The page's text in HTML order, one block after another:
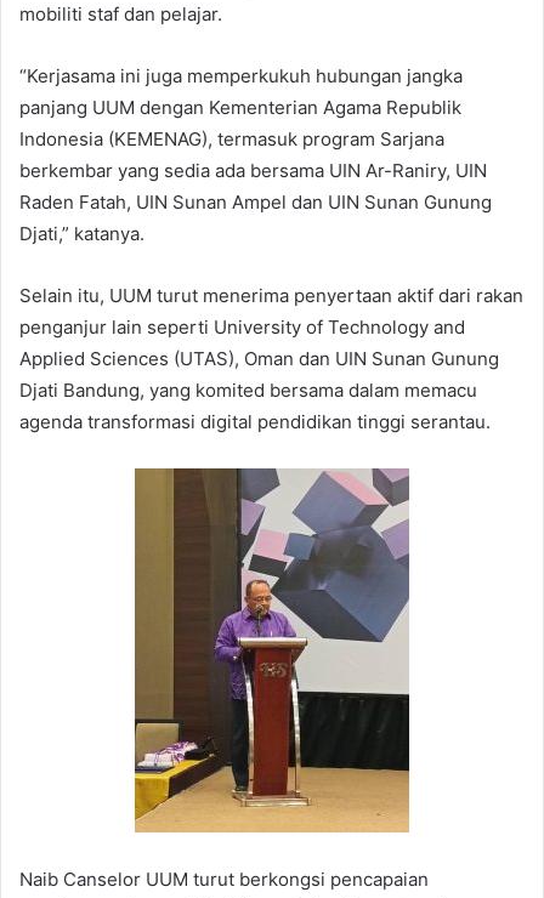
mobiliti staf dan pelajar.
“Kerjasama ini juga memperkukuh hubungan jangka
panjang UUM dengan Kementerian Agama Republik
Indonesia (KEMENAG), termasuk program Sarjana
berkembar yang sedia ada bersama UIN Ar-Raniry, UIN
Raden Fatah, UIN Sunan Ampel dan UIN Sunan Gunung
Djati,” katanya.
Selain itu, UUM turut menerima penyertaan aktif dari rakan
penganjur lain seperti University of Technology and
Applied Sciences (UTAS), Oman dan UIN Sunan Gunung
Djati Bandung, yang komited bersama dalam memacu
agenda transformasi digital pendidikan tinggi serantau.
Naib Canselor UUM turut berkongsi pencapaian